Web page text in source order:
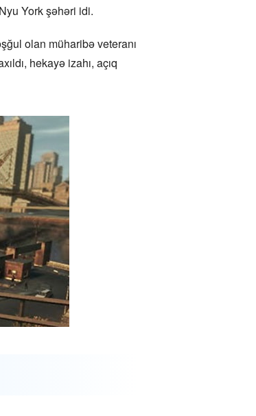
York şəhəri idi.
olan müharibə veteranı
hekayə izahı, açıq